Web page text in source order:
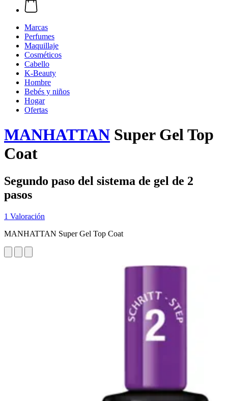
Marcas
Perfumes
Maquillaje
Cosméticos
Cabello
K-Beauty
Hombre
Bebés y niños
Hogar
Ofertas
MANHATTAN Super Gel Top
Coat
Segundo paso del sistema de gel de 2
pasos
1 Valoración
MANHATTAN Super Gel Top Coat